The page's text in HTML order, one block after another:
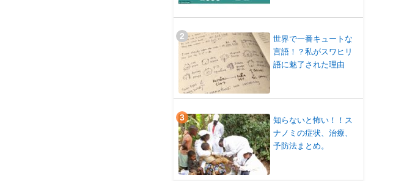
世界で一番キュートな
言語！？私がスワヒリ
語に魅了された理由
知らないと怖い！！ス
ナノミの症状、治療、
予防法まとめ。